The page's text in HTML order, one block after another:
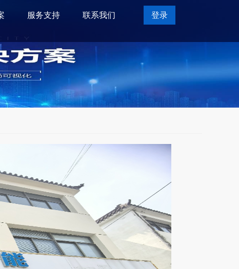
服务支持 联系我们 登录